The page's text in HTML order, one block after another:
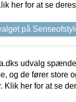
her for at se
på
udvalg
og de fører store
Klik her for at se